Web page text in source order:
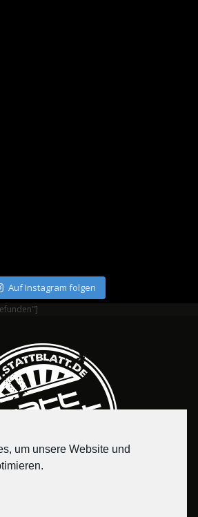
Auf Instagram folgen
um unsere Website und